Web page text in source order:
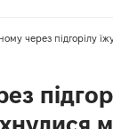
через підгорілу їжу ледь